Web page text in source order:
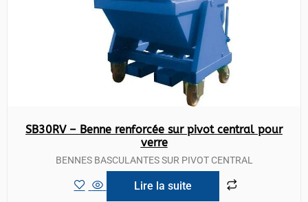
SB30RV – Benne renforcée sur pivot central pour
verre
BENNES BASCULANTES SUR PIVOT CENTRAL
Lire la suite